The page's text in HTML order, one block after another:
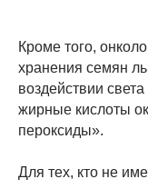
Кроме того,
хранения семян
воздействии
жирные кислоты
пероксиды».
Для тех, кто не